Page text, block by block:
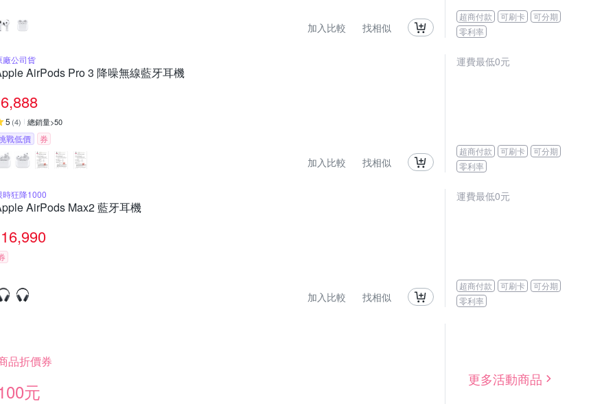
加入比較 找相似
超商付款 可刷卡
可分期
零利率
廠公司貨
AirPods Pro 3 降噪無線藍牙耳機
6,888
5 (4) 總銷量>50
戰低價 券
加入比較 找相似
運費最低0元
超商付款 可刷卡
可分期
零利率
時狂降1000
AirPods Max2 藍牙耳機
16,990
加入比較 找相似
運費最低0元
超商付款 可刷卡
可分期
零利率
品折價券
元
更多活動商品